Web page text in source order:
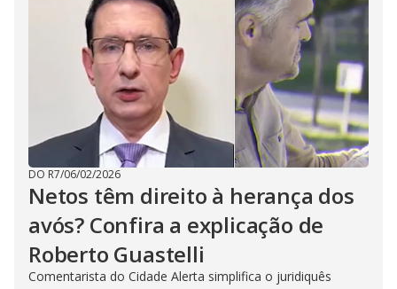
DO R7/06/02/2026
Netos têm direito à herança dos
avós? Confira a explicação de
Roberto Guastelli
Comentarista do Cidade Alerta simplifica o juridiquês